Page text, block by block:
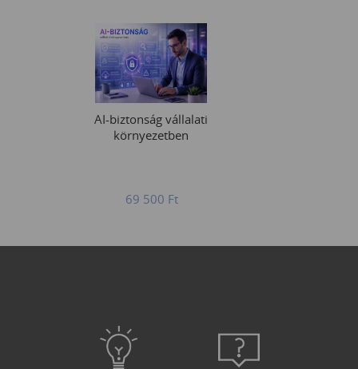
AI-biztonság vállalati
környezetben
69 500 Ft